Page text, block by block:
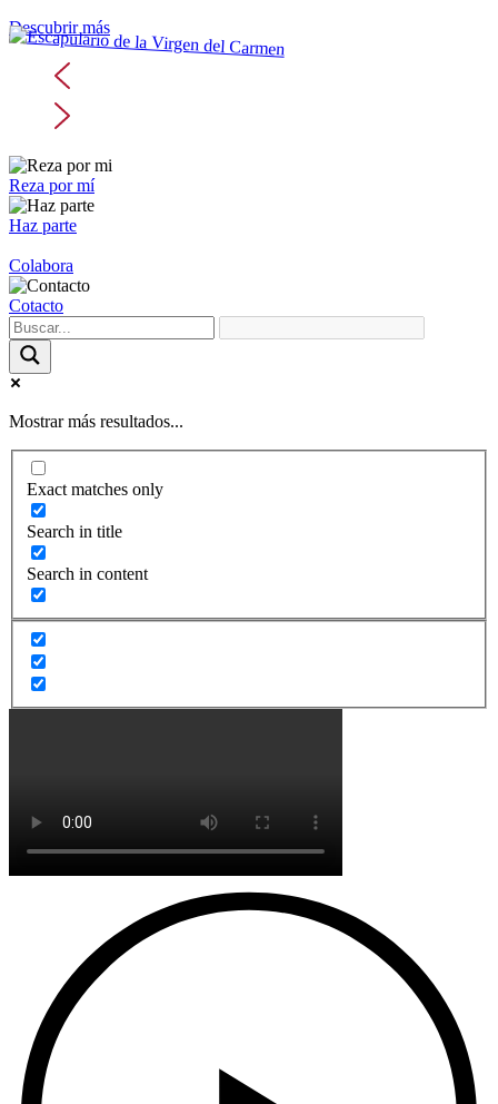
Descubrir más
Reza por mí
Haz parte
Colabora
Cotacto
Mostrar más resultados...
Exact matches only
Search in title
Search in content